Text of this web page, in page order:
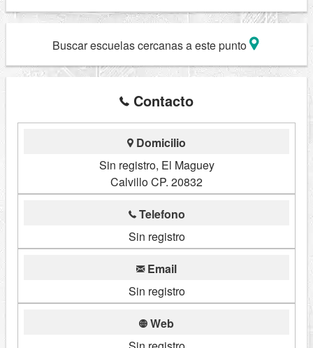
Buscar escuelas cercanas a este punto
Contacto
Domicilio
Sin registro, El Maguey
Calvillo CP. 20832
Telefono
Sin registro
Email
Sin registro
Web